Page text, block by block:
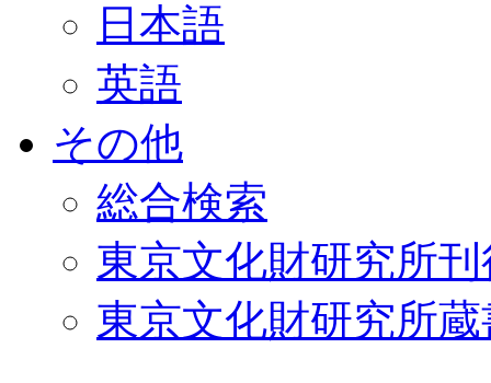
日本語
英語
その他
総合検索
東京文化財研究所
東京文化財研究所